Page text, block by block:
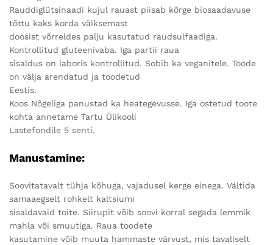
Rauddiglütsinaadi kujul rauast piisab kõrge biosaadavuse
tõttu kaks korda väiksemast
doosist võrreldes palju kasutatud raudsulfaadiga.
Kontrollitud gluteenivaba. Iga partii raua
sisaldus on laboris kontrollitud. Sobib ka veganitele. Toode
on välja arendatud ja toodetud
Eestis.
Koos Nôgeliga panustad ka heategevusse. Iga ostetud toote
kohta annetame Tartu Ülikooli
Lastefondile 5 senti.
Manustamine:
Soovitatavalt tühja kõhuga, vajadusel kerge einega. Vältida
samaaegselt rohkelt kaltsiumi
sisaldavaid toite. Siirupit võib soovi korral segada lemmik
mahla või smuutiga. Raua toodete
kasutamine võib muuta hammaste värvust, mis tavaliselt